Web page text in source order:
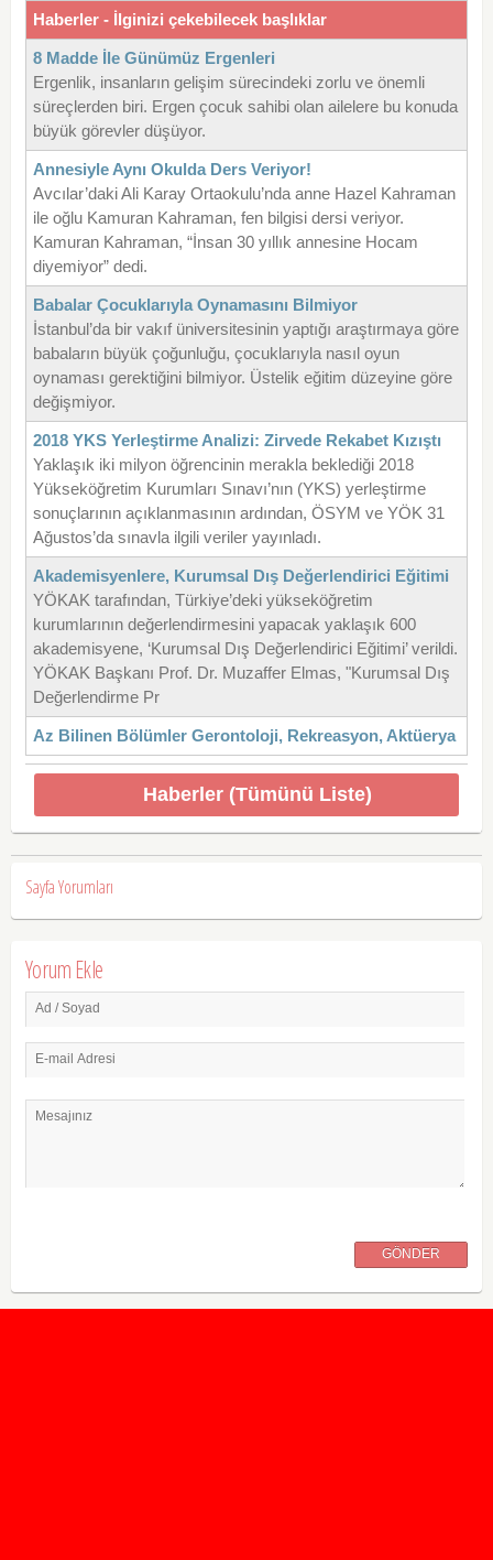
Haberler - İlginizi çekebilecek başlıklar
8 Madde İle Günümüz Ergenleri
Ergenlik, insanların gelişim sürecindeki zorlu ve önemli
süreçlerden biri. Ergen çocuk sahibi olan ailelere bu konuda
büyük görevler düşüyor.
Annesiyle Aynı Okulda Ders Veriyor!
Avcılar’daki Ali Karay Ortaokulu’nda anne Hazel Kahraman
ile oğlu Kamuran Kahraman, fen bilgisi dersi veriyor.
Kamuran Kahraman, “İnsan 30 yıllık annesine Hocam
diyemiyor” dedi.
Babalar Çocuklarıyla Oynamasını Bilmiyor
İstanbul’da bir vakıf üniversitesinin yaptığı araştırmaya göre
babaların büyük çoğunluğu, çocuklarıyla nasıl oyun
oynaması gerektiğini bilmiyor. Üstelik eğitim düzeyine göre
değişmiyor.
2018 YKS Yerleştirme Analizi: Zirvede Rekabet Kızıştı
Yaklaşık iki milyon öğrencinin merakla beklediği 2018
Yükseköğretim Kurumları Sınavı’nın (YKS) yerleştirme
sonuçlarının açıklanmasının ardından, ÖSYM ve YÖK 31
Ağustos’da sınavla ilgili veriler yayınladı.
Akademisyenlere, Kurumsal Dış Değerlendirici Eğitimi
YÖKAK tarafından, Türkiye’deki yükseköğretim
kurumlarının değerlendirmesini yapacak yaklaşık 600
akademisyene, ‘Kurumsal Dış Değerlendirici Eğitimi’ verildi.
YÖKAK Başkanı Prof. Dr. Muzaffer Elmas, "Kurumsal Dış
Değerlendirme Pr
Az Bilinen Bölümler Gerontoloji, Rekreasyon, Aktüerya
Haberler (Tümünü Liste)
Sayfa Yorumları
Yorum Ekle
Ad / Soyad
E-mail Adresi
Mesajınız
GÖNDER